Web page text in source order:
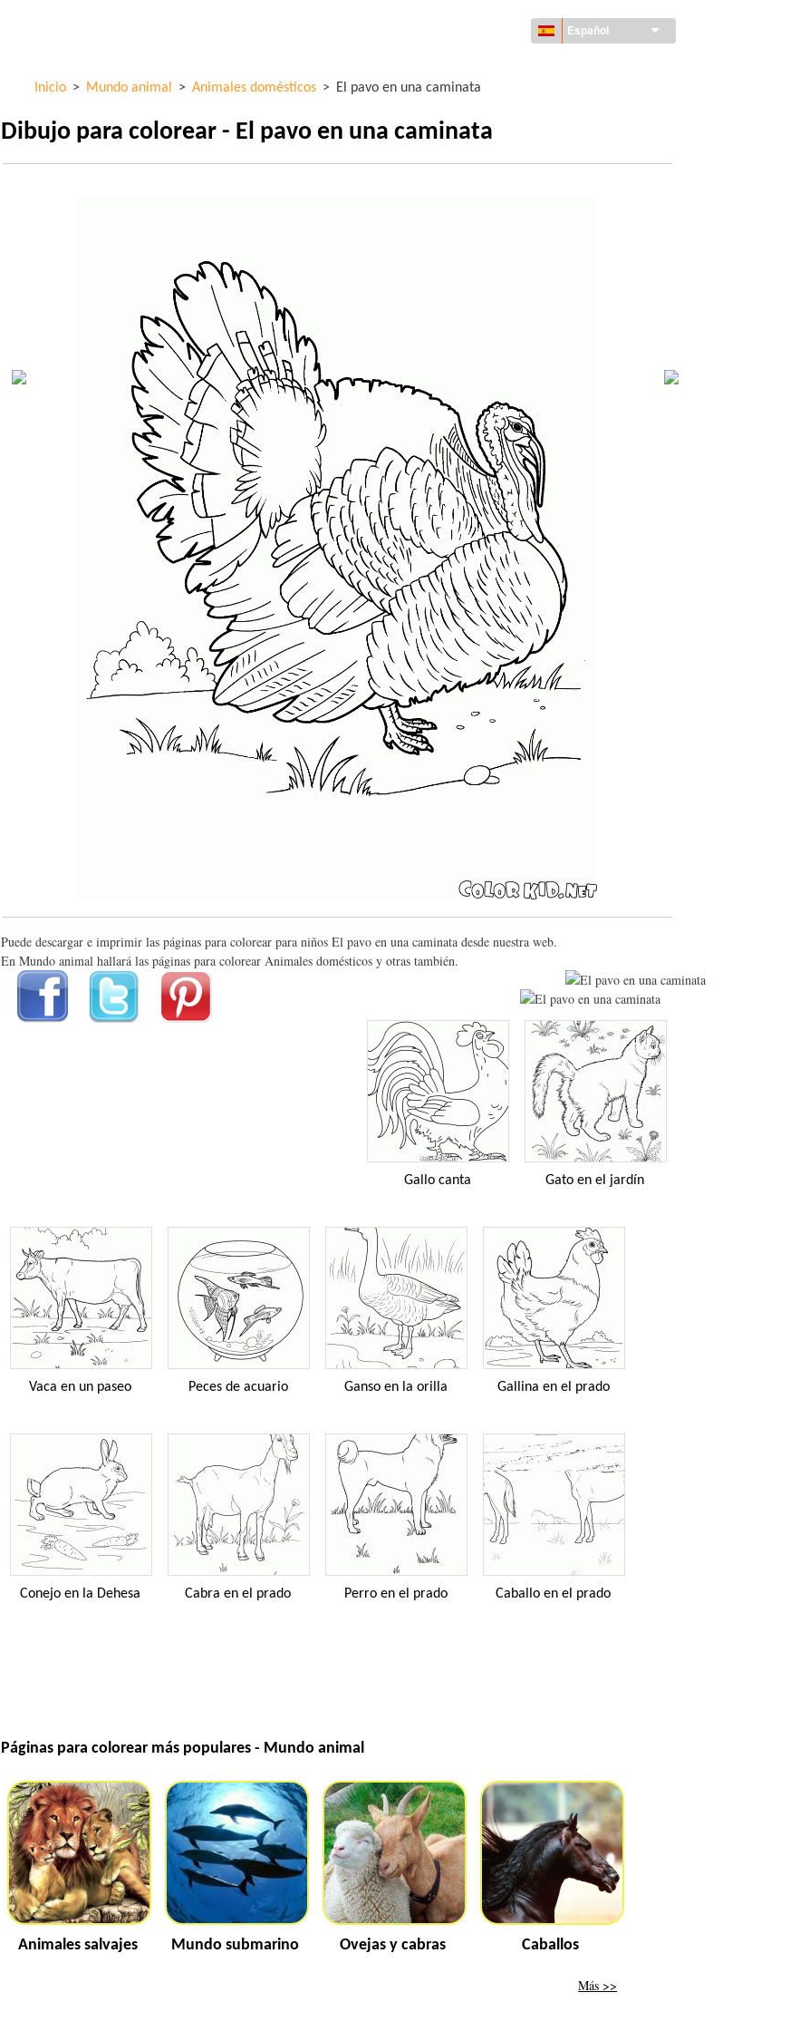
Español
Inicio > Mundo animal > Animales domésticos > El pavo en una caminata
Dibujo para colorear - El pavo en una caminata
Puede descargar e imprimir las páginas para colorear para niños El pavo en una caminata desde nuestra web.
En Mundo animal hallará las páginas para colorear Animales domésticos y otras también.
Gallo canta Gato en el jardín
Vaca en un paseo Peces de acuario Ganso en la orilla Gallina en el prado
Conejo en la Dehesa Cabra en el prado Perro en el prado Caballo en el prado
Páginas para colorear más populares - Mundo animal
Animales salvajes Mundo submarino Ovejas y cabras Caballos
Más >>